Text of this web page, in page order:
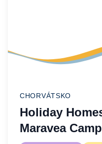
CHORVÁTSKO
Holiday
Maravea